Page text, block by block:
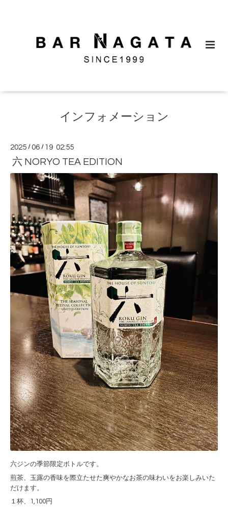
インフォメーション
2025 /06 / 19 02:55
六 NORYO TEA EDITION
六ジンの季節限定ボトルです。
煎茶、玉露の香味を際立たせた爽やかなお茶の味わいをお楽しみいた
だけます。
１杯、1,100円